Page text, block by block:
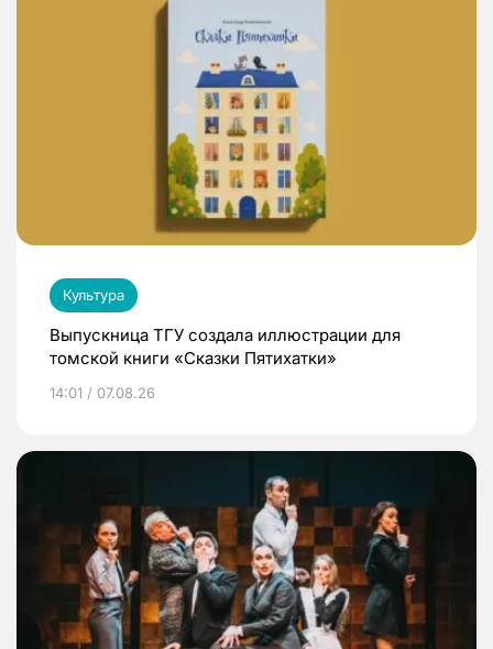
Культура
Выпускница ТГУ создала иллюстрации для
томской книги «Сказки Пятихатки»
14:01 / 07.08.26